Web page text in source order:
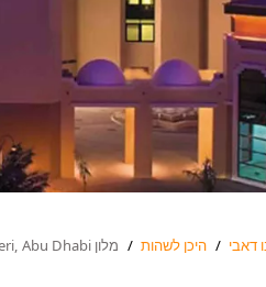
דאבי / היכן לשהות / מלון Traders Hotel, Qaryat Al Beri, Abu Dhabi